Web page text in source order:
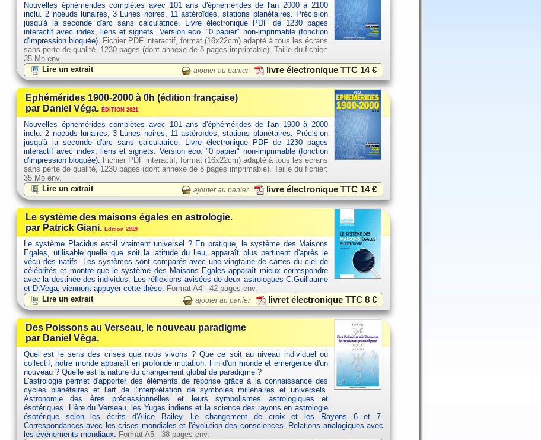
Nouvelles éphémérides complètes avec 101 ans d'éphémérides de l'an 2000 à 2100
inclu. 2 noeuds lunaires, 3 Lunes noires, 11 astéroïdes, stations planétaires. Précision
jusqu'à la seconde d'arc sans calculatrice. Livre électronique PDF de 1230 pages
interactif avec index, liens et signets. Version éco. "0 papier" non-imprimable (fonction
d'impression bloquée). Fichier PDF interactif, format (16x22cm) adapté à tous les écrans
sans perte de qualité, 1230 pages (dont annexe de 8 pages imprimable). Taille du fichier:
35 Mo env.
Lire un extrait
ajouter au panier livre électronique TTC 14 €
Ephémérides 1900-2000 à 0h (édition française)
par Daniel Véga.ÉDITION 2021
Nouvelles éphémérides complètes avec 101 ans d'éphémérides de l'an 1900 à 2000
inclu. 2 noeuds lunaires, 3 Lunes noires, 11 astéroïdes, stations planétaires. Précision
jusqu'à la seconde d'arc sans calculatrice. Livre électronique PDF de 1230 pages
interactif avec index, liens et signets. Version éco. "0 papier" non-imprimable (fonction
d'impression bloquée). Fichier PDF interactif, format (16x22cm) adapté à tous les écrans
sans perte de qualité, 1230 pages (dont annexe de 8 pages imprimable). Taille du fichier:
35 Mo env.
Lire un extrait
ajouter au panier livre électronique TTC 14 €
Le système des maisons égales en astrologie.
par Patrick Giani.Edition 2019
Le système Placidus est-il vraiment universel ? En pratique, le système des Maisons
Egales, utilisable quelle que soit la latitude du lieu, apparaît plus pertinent d'après le
vécu des natifs. Les systèmes sont comparés avec une vingtaine de cartes du ciel de
célébrités et montre que le système des Maisons Egales apparaît mieux correspondre
avec la destinée des individus. Les réflexions avisées de deux astrologues C.Guillaume
et D.Vega, viennent appuyer cette thèse. Format A4 - 42 pages env.
Lire un extrait
ajouter au panier livret électronique TTC8 €
Des Poissons au Verseau, le nouveau paradigme
par Daniel Véga.
Quel est le sens des crises que nous vivons ? Que ce soit au niveau individuel ou
collectif, notre monde apparaît en profonde mutation. Fin d'un monde et émergence d'un
nouveau ? Quelle est la nature du changement global de paradigme ?
L'astrologie permet d'apporter des éléments de réponse grâce à la connaissance des
cycles planétaires et l'art de l'interprétation de symboles millénaires et universels.
Astronomie des ères précessionnelles et leurs symbolismes astrologiques et
ésotériques. L'ère du Verseau, les Yugas indiens et la science des rayons en astrologie
ésotérique selon les écrits d'Alice Bailey. Le changement de croix et les Rayons 6 et 7.
Correspondances avec les crises mondiales et l'évolution des consciences. Relations analogiques avec
les événements mondiaux. Format A5 - 38 pages env.